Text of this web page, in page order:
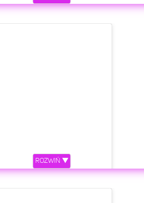
ROZWIŃ ▼